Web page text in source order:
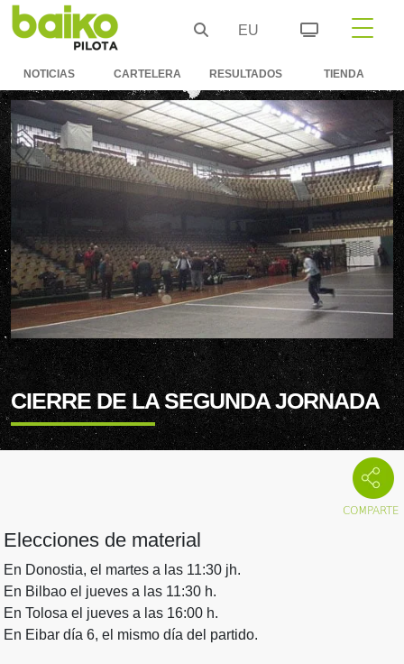
EU
NOTICIAS CARTELERA RESULTADOS TIENDA
CIERRE DE LA SEGUNDA JORNADA
Elecciones de material
En Donostia, el martes a las 11:30 jh.
En Bilbao el jueves a las 11:30 h.
En Tolosa el jueves a las 16:00 h.
En Eibar día 6, el mismo día del partido.